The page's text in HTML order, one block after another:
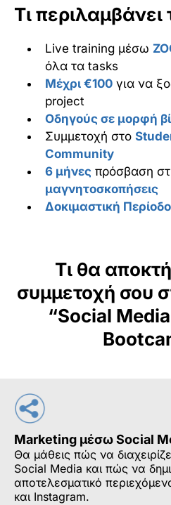
Τι
Live training μέσω
όλα τα tasks
Μέχρι €100 για να
project
Οδηγούς σε μορφή
Συμμετοχή στο
Community
6 μήνες πρόσβαση
μαγνητοσκοπήσεις
Δοκιμαστική
Τι θα
συμμετοχή σου
“Social
Marketing μέσω Social
Θα μάθεις πώς να
Social Media και πώς να
αποτελεσματικό
και Instagram.